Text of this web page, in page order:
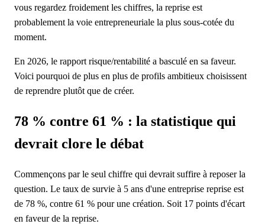
vous regardez froidement les chiffres, la reprise est
probablement la voie entrepreneuriale la plus sous-cotée du
moment.
En 2026, le rapport risque/rentabilité a basculé en sa faveur.
Voici pourquoi de plus en plus de profils ambitieux choisissent
de reprendre plutôt que de créer.
78 % contre 61 % : la statistique qui
devrait clore le débat
Commençons par le seul chiffre qui devrait suffire à reposer la
question. Le taux de survie à 5 ans d'une entreprise reprise est
de 78 %, contre 61 % pour une création. Soit 17 points d'écart
en faveur de la reprise.